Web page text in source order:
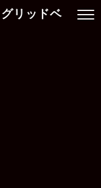
リッドベ